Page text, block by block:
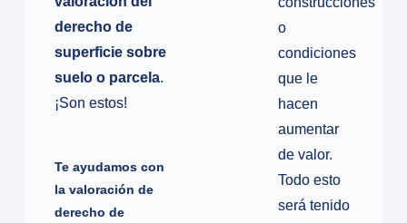
derecho de
superficie sobre
suelo o parcela.
¡Son estos!
Te ayudamos con
la valoración de
derecho de
o
condiciones
que le
hacen
aumentar
de valor.
Todo esto
será tenido